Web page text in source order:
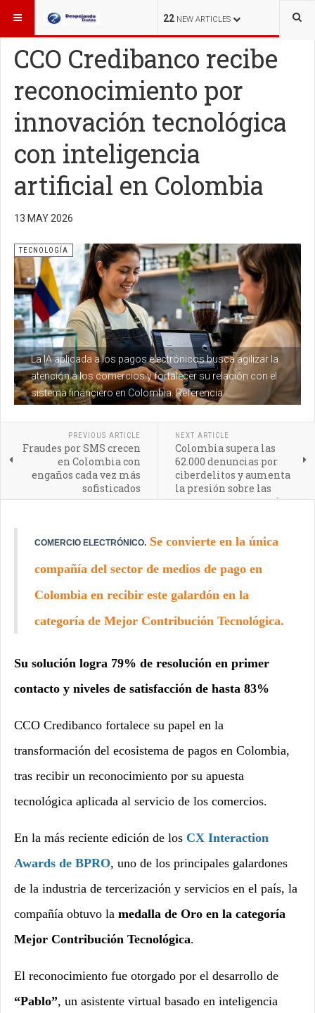
22 NEW ARTICLES
ESTÁ AQUÍ: TECNOLOGÍA
CCO Credibanco recibe
reconocimiento por
innovación tecnológica
con inteligencia
artificial en Colombia
13 MAY 2026
La IA aplicada a los pagos electrónicos busca agilizar la
atención a los comercios y fortalecer su relación con el
sistema financiero en Colombia. Referencia
TECNOLOGÍA
PREVIOUS ARTICLE
Fraudes por SMS crecen
en Colombia con
engaños cada vez más
sofisticados
NEXT ARTICLE
Colombia supera las
62.000 denuncias por
ciberdelitos y aumenta
la presión sobre las
empresas que manejan
COMERCIO ELECTRÓNICO. Se convierte en la única
compañía del sector de medios de pago en
Colombia en recibir este galardón en la
categoría de Mejor Contribución Tecnológica.
Su solución logra 79% de resolución en primer
contacto y niveles de satisfacción de hasta 83%
CCO Credibanco fortalece su papel en la
transformación del ecosistema de pagos en Colombia,
tras recibir un reconocimiento por su apuesta
tecnológica aplicada al servicio de los comercios.
En la más reciente edición de los CX Interaction
Awards de BPRO, uno de los principales galardones
de la industria de tercerización y servicios en el país, la
compañía obtuvo la medalla de Oro en la categoría
Mejor Contribución Tecnológica.
El reconocimiento fue otorgado por el desarrollo de
“Pablo”, un asistente virtual basado en inteligencia